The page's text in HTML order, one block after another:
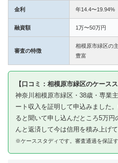
金利 年14.4〜19.94%
融資額 1万〜50万円
審査の特徴
相模原市緑区の
豊富
【口コミ：相模原市緑区のケースス
神奈川相模原市緑区・38歳・専業
ート収入を証明して申込みました
ると聞いて申し込んだところ5万
んと返済して今は信用を積み上げて
※ケーススタディです。審査通過を保証